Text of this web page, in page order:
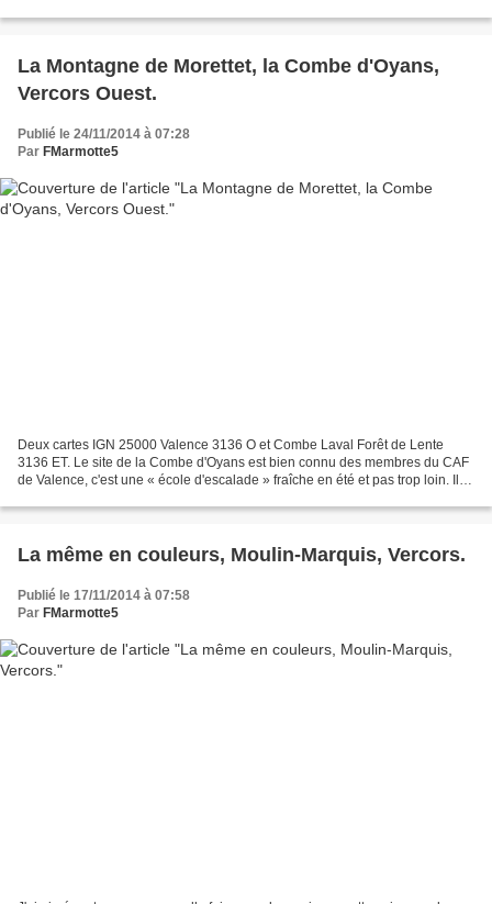
La Montagne de Morettet, la Combe d'Oyans,
Vercors Ouest.
Publié le 24/11/2014 à 07:28
Par FMarmotte5
Deux cartes IGN 25000 Valence 3136 O et Combe Laval Forêt de Lente
3136 ET. Le site de la Combe d'Oyans est bien connu des membres du CAF
de Valence, c'est une « école d'escalade » fraîche en été et pas trop loin. Il
La même en couleurs, Moulin-Marquis, Vercors.
Publié le 17/11/2014 à 07:58
Par FMarmotte5